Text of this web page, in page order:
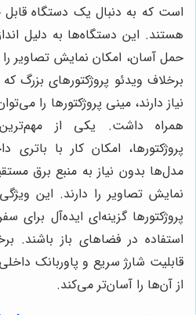
است که به دنبال یک دستگاه
هستند. این دستگاه‌ها به دلیل
حمل آسان، امکان نمایش تصاویر
برخلاف ویدئو پروژکتورهای
نیاز دارند، مینی پروژکتورها را
همراه داشت. یکی از
پروژکتورها، امکان کار با
مدل‌ها بدون نیاز به منبع برق
نمایش تصاویر را دارند. این
پروژکتورها گزینه‌ای ایده‌آل برای
استفاده در فضاهای باز
قابلیت شارژ سریع و پاوربانک
از آن‌ها را آسان‌تر می‌کند.